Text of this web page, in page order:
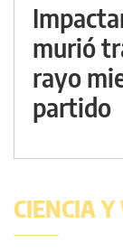
murió
rayo
partido
CIENCIA